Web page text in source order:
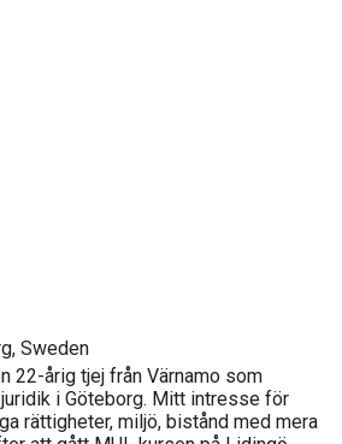
Sweden
22-årig tjej från Värnamo som
i Göteborg. Mitt intresse för
rättigheter, miljö, bistånd med mera